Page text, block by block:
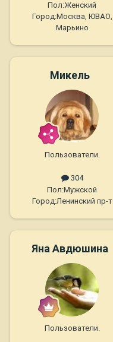
Пол:Женский
Город:Москва, ЮВАО,
Марьино
Микель
Пользователи.
304
Пол:Мужской
Город:Ленинский пр-т
Яна Авдюшина
Пользователи.